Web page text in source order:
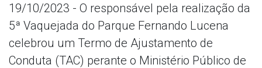
19/10/2023 - O responsável pela realização da
5ª Vaquejada do Parque Fernando Lucena
celebrou um Termo de Ajustamento de
Conduta (TAC) perante o Ministério Público de